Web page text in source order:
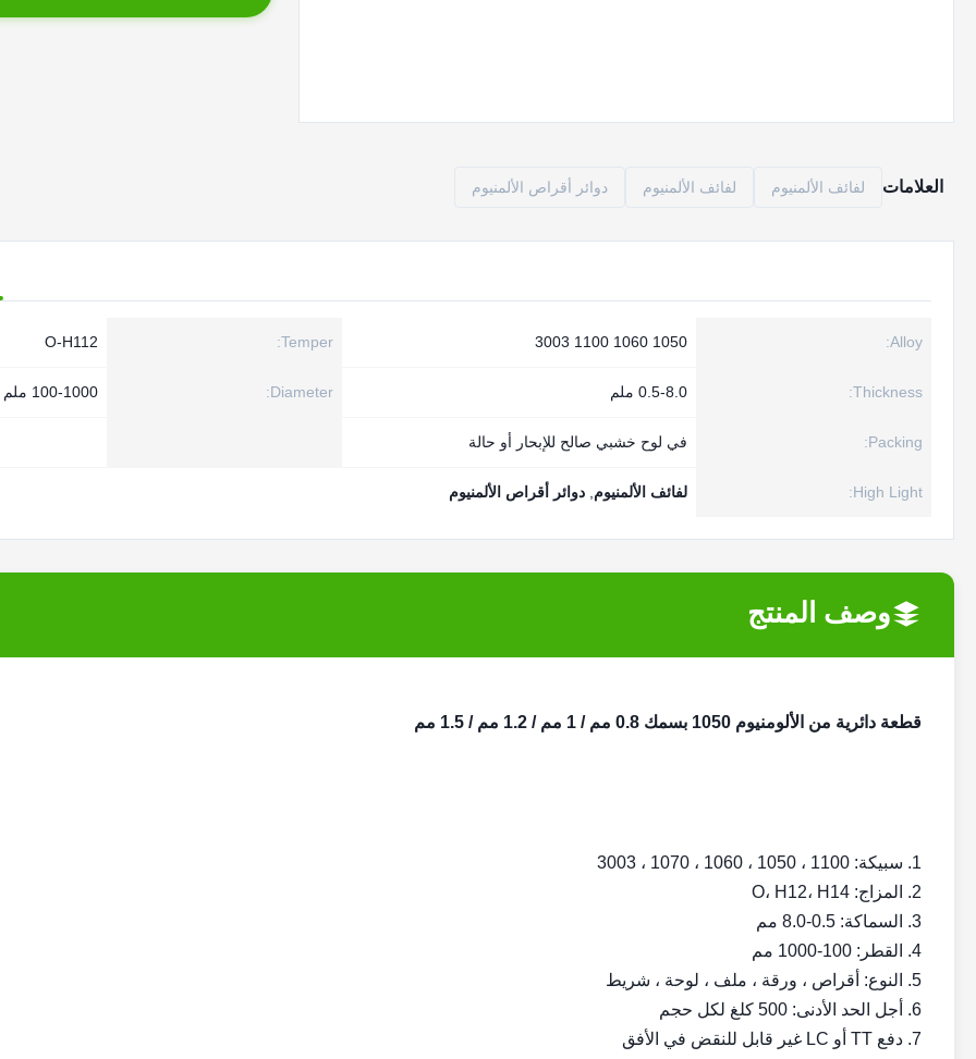
العلامات لفائف الألمنيوم لفائف الألمنيوم دوائر أقراص الألمنيوم
Alloy:
1050 1060 1100 3003
Temper:
O-H112
Thickness: 0.5-8.0 ملم Diameter: 100-1000 ملم
Packing: في لوح خشبي صالح للإبحار أو حالة
High Light: لفائف الألمنيوم دوائر أقراص الألمنيوم
وصف المنتج
قطعة دائرية من الألومنيوم 1050 بسمك 0.8 مم / 1 مم / 1.2 مم / 1.5 مم
1. سبيكة: 1100 ، 1050 ، 1060 ، 1070 ، 3003
2. المزاج: O، H12، H14
3. السماكة: 0.5-8.0 مم
4. القطر: 100-1000 مم
5. النوع: أقراص ، ورقة ، ملف ، لوحة ، شريط
6. أجل الحد الأدنى: 500 كلغ لكل حجم
7. دفع TT أو LC غير قابل للنقض في الأفق